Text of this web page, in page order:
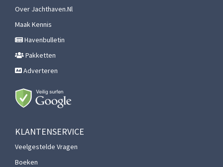
Over Jachthaven.nl
Maak Kennis
Havenbulletin
Pakketten
Adverteren
KLANTENSERVICE
Veelgestelde Vragen
Boeken